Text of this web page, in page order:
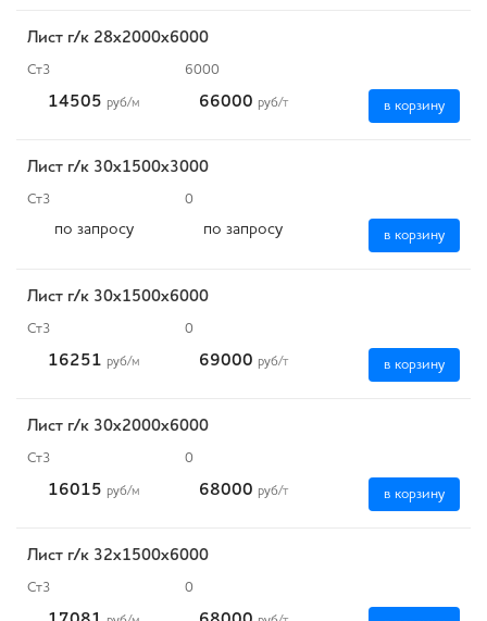
Лист г/к 28х2000х6000
Ст3 6000
14505 руб/м 66000 руб/т в корзину
Лист г/к 30х1500х3000
Ст3 0
по запросу по запросу в корзину
Лист г/к 30х1500х6000
Ст3 0
16251 руб/м 69000 руб/т в корзину
Лист г/к 30х2000х6000
Ст3 0
16015 руб/м 68000 руб/т в корзину
Лист г/к 32х1500х6000
Ст3 0